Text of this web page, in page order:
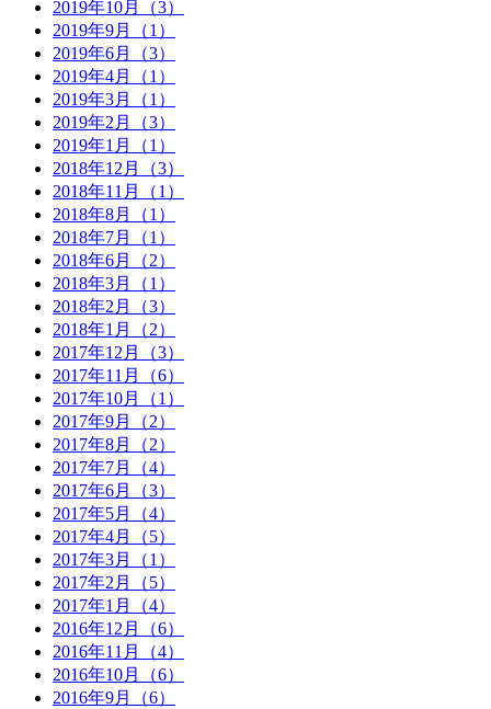
2019年10月（3）
2019年9月（1）
2019年6月（3）
2019年4月（1）
2019年3月（1）
2019年2月（3）
2019年1月（1）
2018年12月（3）
2018年11月（1）
2018年8月（1）
2018年7月（1）
2018年6月（2）
2018年3月（1）
2018年2月（3）
2018年1月（2）
2017年12月（3）
2017年11月（6）
2017年10月（1）
2017年9月（2）
2017年8月（2）
2017年7月（4）
2017年6月（3）
2017年5月（4）
2017年4月（5）
2017年3月（1）
2017年2月（5）
2017年1月（4）
2016年12月（6）
2016年11月（4）
2016年10月（6）
2016年9月（6）